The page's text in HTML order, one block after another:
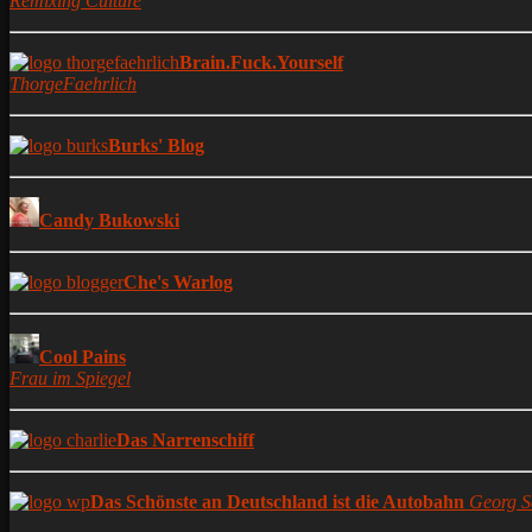
Brain.Fuck.Yourself
ThorgeFaehrlich
Burks' Blog
Candy Bukowski
Che's Warlog
Cool Pains
Frau im Spiegel
Das Narrenschiff
Das Schönste an Deutschland ist die Autobahn Georg